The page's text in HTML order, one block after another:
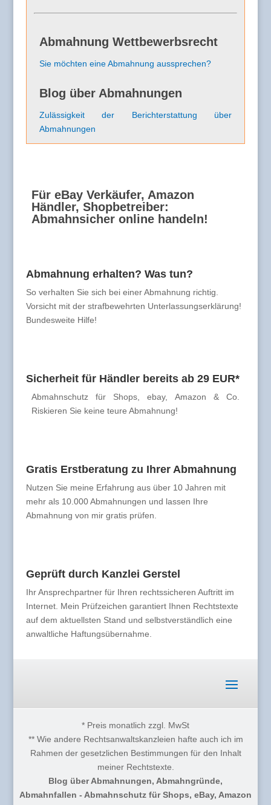
Abmahnung Wettbewerbsrecht
Sie möchten eine Abmahnung aussprechen?
Blog über Abmahnungen
Zulässigkeit der Berichterstattung über
Abmahnungen
Für eBay Verkäufer, Amazon
Händler, Shopbetreiber:
Abmahnsicher online handeln!
Abmahnung erhalten? Was tun?
So verhalten Sie sich bei einer Abmahnung richtig.
Vorsicht mit der strafbewehrten Unterlassungserklärung!
Bundesweite Hilfe!
Sicherheit für Händler bereits ab 29 EUR*
Abmahnschutz für Shops, ebay, Amazon & Co.
Riskieren Sie keine teure Abmahnung!
Gratis Erstberatung zu Ihrer Abmahnung
Nutzen Sie meine Erfahrung aus über 10 Jahren mit
mehr als 10.000 Abmahnungen und lassen Ihre
Abmahnung von mir gratis prüfen.
Geprüft durch Kanzlei Gerstel
Ihr Ansprechpartner für Ihren rechtssicheren Auftritt im
Internet. Mein Prüfzeichen garantiert Ihnen Rechtstexte
auf dem aktuellsten Stand und selbstverständlich eine
anwaltliche Haftungsübernahme.
* Preis monatlich zzgl. MwSt
** Wie andere Rechtsanwaltskanzleien hafte auch ich im
Rahmen der gesetzlichen Bestimmungen für den Inhalt
meiner Rechtstexte.
Blog über Abmahnungen, Abmahngründe,
Abmahnfallen - Abmahnschutz für Shops, eBay, Amazon